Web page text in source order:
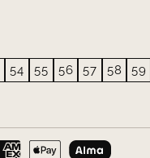
54 55 56 57 58 59